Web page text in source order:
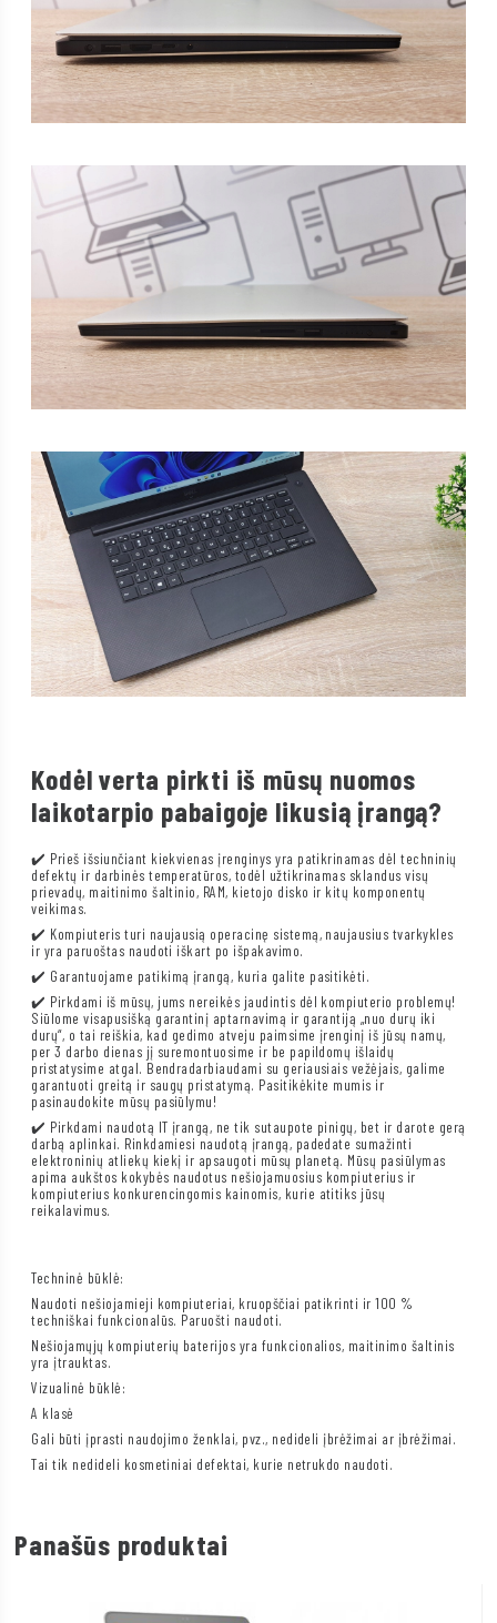
Kodėl verta pirkti iš mūsų nuomos
laikotarpio pabaigoje likusią įrangą?
✔️ Prieš išsiunčiant kiekvienas įrenginys yra patikrinamas dėl techninių
defektų ir darbinės temperatūros, todėl užtikrinamas sklandus visų
prievadų, maitinimo šaltinio, RAM, kietojo disko ir kitų komponentų
veikimas.
✔️ Kompiuteris turi naujausią operacinę sistemą, naujausius tvarkykles
ir yra paruoštas naudoti iškart po išpakavimo.
✔️ Garantuojame patikimą įrangą, kuria galite pasitikėti.
✔️ Pirkdami iš mūsų, jums nereikės jaudintis dėl kompiuterio problemų!
Siūlome visapusišką garantinį aptarnavimą ir garantiją „nuo durų iki
durų“, o tai reiškia, kad gedimo atveju paimsime įrenginį iš jūsų namų,
per 3 darbo dienas jį suremontuosime ir be papildomų išlaidų
pristatysime atgal. Bendradarbiaudami su geriausiais vežėjais, galime
garantuoti greitą ir saugų pristatymą. Pasitikėkite mumis ir
pasinaudokite mūsų pasiūlymu!
✔️ Pirkdami naudotą IT įrangą, ne tik sutaupote pinigų, bet ir darote gerą
darbą aplinkai. Rinkdamiesi naudotą įrangą, padedate sumažinti
elektroninių atliekų kiekį ir apsaugoti mūsų planetą. Mūsų pasiūlymas
apima aukštos kokybės naudotus nešiojamuosius kompiuterius ir
kompiuterius konkurencingomis kainomis, kurie atitiks jūsų
reikalavimus.
Techninė būklė:
Naudoti nešiojamieji kompiuteriai, kruopščiai patikrinti ir 100 %
techniškai funkcionalūs. Paruošti naudoti.
Nešiojamųjų kompiuterių baterijos yra funkcionalios, maitinimo šaltinis
yra įtrauktas.
Vizualinė būklė:
A klasė
Gali būti įprasti naudojimo ženklai, pvz., nedideli įbrėžimai ar įbrėžimai.
Tai tik nedideli kosmetiniai defektai, kurie netrukdo naudoti.
Panašūs produktai